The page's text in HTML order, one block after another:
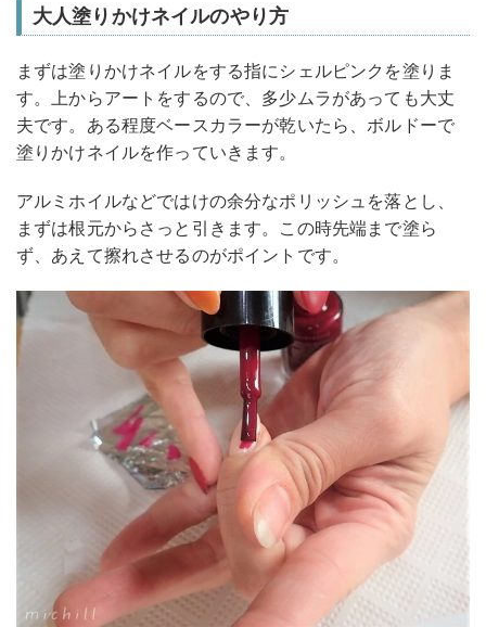
大人塗りかけネイルのやり方
まずは塗りかけネイルをする指にシェルピンクを塗りま
す。上からアートをするので、多少ムラがあっても大丈
夫です。ある程度ベースカラーが乾いたら、ボルドーで
塗りかけネイルを作っていきます。
アルミホイルなどではけの余分なポリッシュを落とし、
まずは根元からさっと引きます。この時先端まで塗ら
ず、あえて擦れさせるのがポイントです。